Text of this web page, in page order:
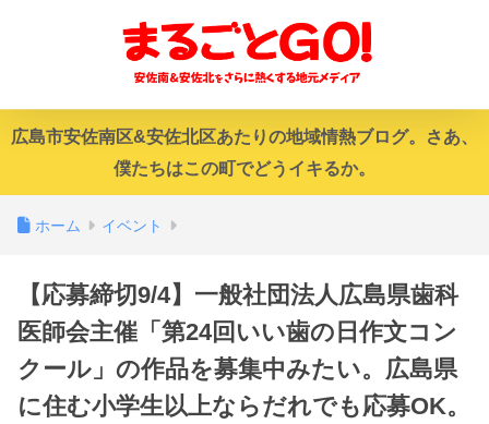
広島市安佐南区&安佐北区あたりの地域情熱ブログ。さあ、
僕たちはこの町でどうイキるか。
ホーム イベント
【応募締切9/4】一般社団法人広島県歯科
医師会主催「第24回いい歯の日作文コン
クール」の作品を募集中みたい。広島県
に住む小学生以上ならだれでも応募OK。